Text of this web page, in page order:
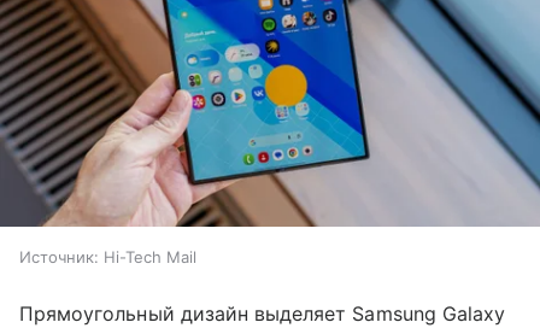
Источник: Hi-Tech Mail
Прямоугольный дизайн выделяет Samsung Galaxy